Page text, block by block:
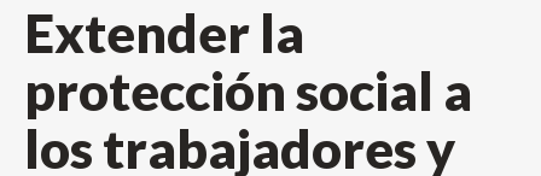
Extender la
protección social a
los trabajadores y